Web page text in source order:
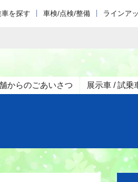
を探す 車検/点検/整備 ラインア
からのごあいさつ 展示車 / 試乗